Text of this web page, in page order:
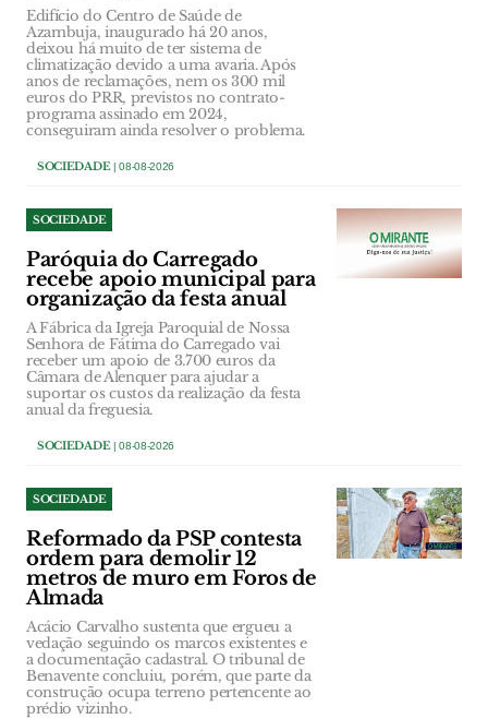
Edifício do Centro de Saúde de
Azambuja, inaugurado há 20 anos,
deixou há muito de ter sistema de
climatização devido a uma avaria. Após
anos de reclamações, nem os 300 mil
euros do PRR, previstos no contrato-
programa assinado em 2024,
conseguiram ainda resolver o problema.
SOCIEDADE| 08-08-2026
SOCIEDADE
Paróquia do Carregado
recebe apoio municipal para
organização da festa anual
A Fábrica da Igreja Paroquial de Nossa
Senhora de Fátima do Carregado vai
receber um apoio de 3.700 euros da
Câmara de Alenquer para ajudar a
suportar os custos da realização da festa
anual da freguesia.
SOCIEDADE| 08-08-2026
SOCIEDADE
Reformado da PSP contesta
ordem para demolir 12
metros de muro em Foros de
Almada
Acácio Carvalho sustenta que ergueu a
vedação seguindo os marcos existentes e
a documentação cadastral. O tribunal de
Benavente concluiu, porém, que parte da
construção ocupa terreno pertencente ao
prédio vizinho.